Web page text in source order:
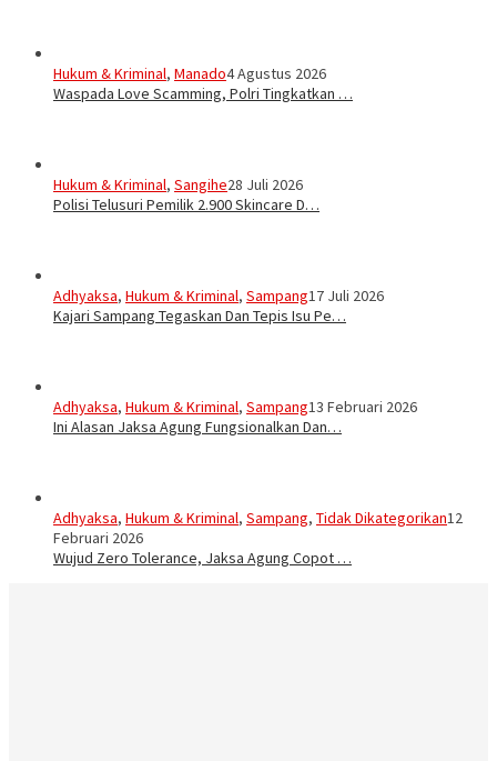
Hukum & Kriminal, Manado4 Agustus 2026
Waspada Love Scamming, Polri Tingkatkan …
Hukum & Kriminal, Sangihe28 Juli 2026
Polisi Telusuri Pemilik 2.900 Skincare D…
Adhyaksa, Hukum & Kriminal, Sampang17 Juli 2026
Kajari Sampang Tegaskan Dan Tepis Isu Pe…
Adhyaksa, Hukum & Kriminal, Sampang13 Februari 2026
Ini Alasan Jaksa Agung Fungsionalkan Dan…
Adhyaksa, Hukum & Kriminal, Sampang, Tidak Dikategorikan12
Februari 2026
Wujud Zero Tolerance, Jaksa Agung Copot …